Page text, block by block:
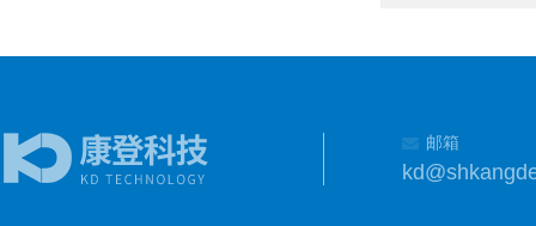
邮箱